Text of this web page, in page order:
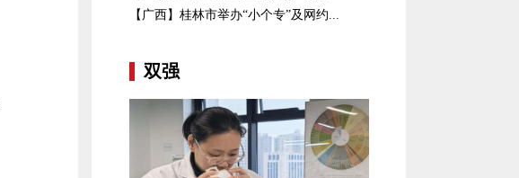
【广西】桂林市举办“小个专”及网约...
双强